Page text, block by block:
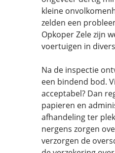
kleine
zelden een
Opkoper Zele zijn
voertuigen in
Na de inspectie
een bindend bod.
acceptabel? Dan
papieren en
afhandeling ter
nergens zorgen
verzorgen de